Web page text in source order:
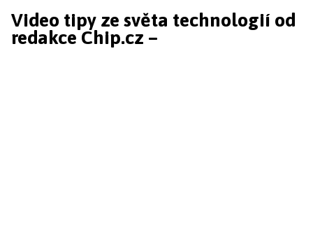
Video tipy ze světa technologií od
redakce Chip.cz –